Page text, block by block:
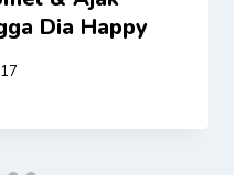
Dia Happy